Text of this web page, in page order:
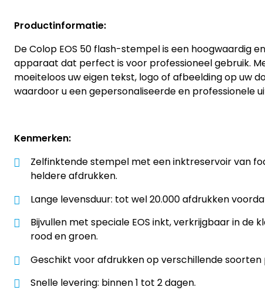
Productinformatie:
De Colop EOS 50 flash-stempel is een hoogwaardig
apparaat dat perfect is voor professioneel gebruik.
moeiteloos uw eigen tekst, logo of afbeelding op uw
waardoor u een gepersonaliseerde en professionele
Kenmerken:
Zelfinktende stempel met een inktreservoir van
heldere afdrukken.
Lange levensduur: tot wel 20.000 afdrukken
Bijvullen met speciale EOS inkt, verkrijgbaar in de
rood en groen.
Geschikt voor afdrukken op verschillende soorten
Snelle levering: binnen 1 tot 2 dagen.